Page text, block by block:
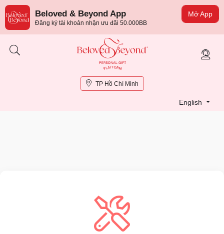
Mở App
Beloved & Beyond App
Đăng ký tài khoản nhận ưu đãi 50.000BB
TP Hồ Chí Minh
English